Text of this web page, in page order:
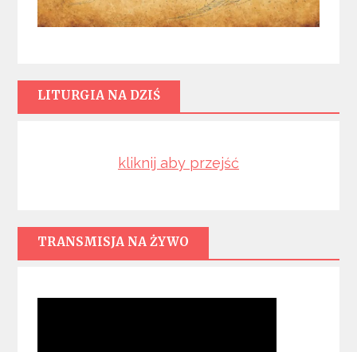
LITURGIA NA DZIŚ
kliknij aby przejść
TRANSMISJA NA ŻYWO